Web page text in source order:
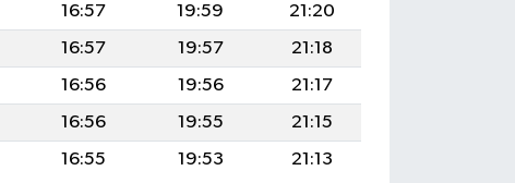
16:57 19:59
21:20
16:57 19:57
21:18
16:56 19:56
21:17
16:56 19:55
21:15
16:55 19:53 21:13